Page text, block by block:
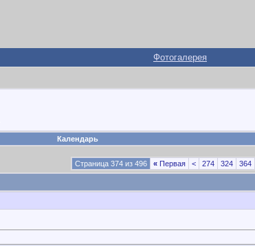
Фотогалерея
Календарь
Страница 374 из 496 « Первая < 274 324 364